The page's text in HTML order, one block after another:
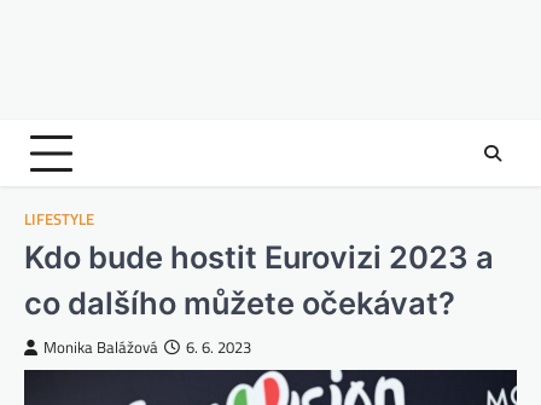
LIFESTYLE
Kdo bude hostit Eurovizi 2023 a
co dalšího můžete očekávat?
Monika Balážová 6. 6. 2023